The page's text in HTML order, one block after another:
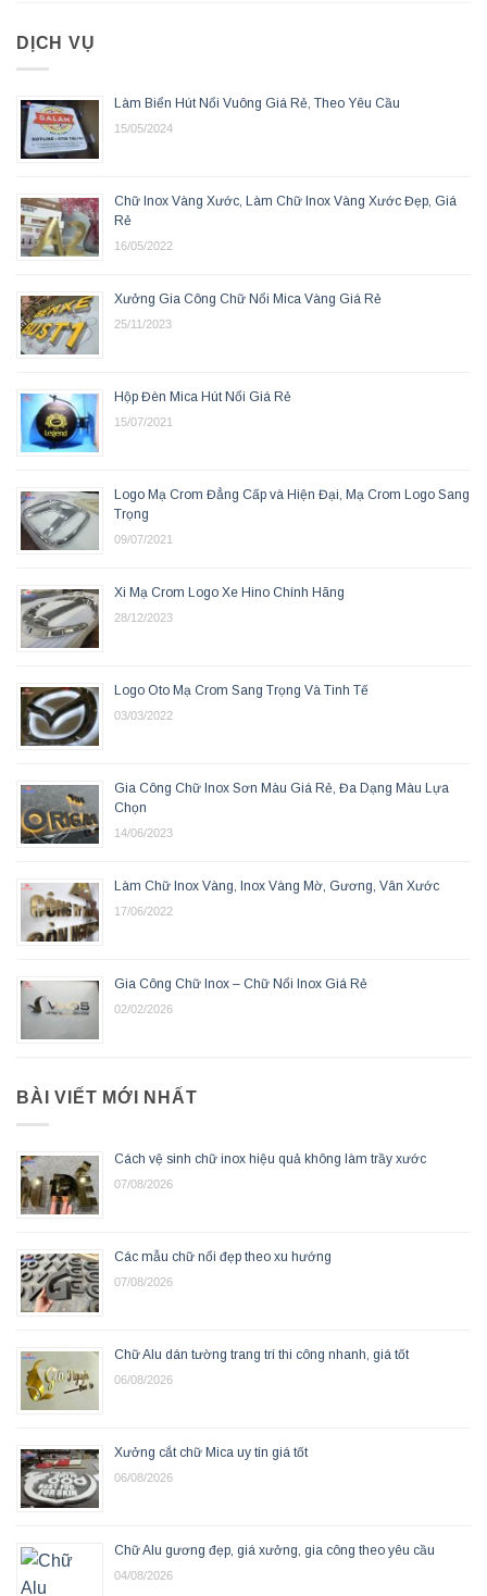
DỊCH VỤ
Làm Biển Hút Nổi Vuông Giá Rẻ, Theo Yêu Cầu
15/05/2024
Chữ Inox Vàng Xước, Làm Chữ Inox Vàng Xước Đẹp, Giá
Rẻ
16/05/2022
Xưởng Gia Công Chữ Nổi Mica Vàng Giá Rẻ
25/11/2023
Hộp Đèn Mica Hút Nổi Giá Rẻ
15/07/2021
Logo Mạ Crom Đẳng Cấp và Hiện Đại, Mạ Crom Logo Sang
Trọng
09/07/2021
Xi Mạ Crom Logo Xe Hino Chính Hãng
28/12/2023
Logo Oto Mạ Crom Sang Trọng Và Tinh Tế
03/03/2022
Gia Công Chữ Inox Sơn Màu Giá Rẻ, Đa Dạng Màu Lựa
Chọn
14/06/2023
Làm Chữ Inox Vàng, Inox Vàng Mờ, Gương, Vân Xước
17/06/2022
Gia Công Chữ Inox – Chữ Nổi Inox Giá Rẻ
02/02/2026
BÀI VIẾT MỚI NHẤT
Cách vệ sinh chữ inox hiệu quả không làm trầy xước
07/08/2026
Các mẫu chữ nổi đẹp theo xu hướng
07/08/2026
Chữ Alu dán tường trang trí thi công nhanh, giá tốt
06/08/2026
Xưởng cắt chữ Mica uy tín giá tốt
06/08/2026
Chữ Alu gương đẹp, giá xưởng, gia công theo yêu cầu
04/08/2026